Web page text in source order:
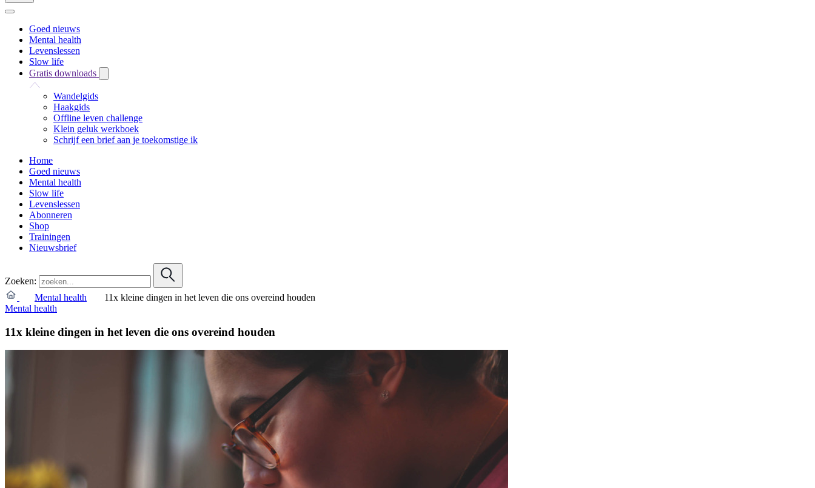
Goed nieuws
Mental health
Levenslessen
Slow life
Gratis downloads
Wandelgids
Haakgids
Offline leven challenge
Klein geluk werkboek
Schrijf een brief aan je toekomstige ik
Home
Goed nieuws
Mental health
Slow life
Levenslessen
Abonneren
Shop
Trainingen
Nieuwsbrief
Zoeken:
Mental health
11x kleine dingen in het leven die ons overeind houden
Mental health
11x kleine dingen in het leven die ons overeind houden